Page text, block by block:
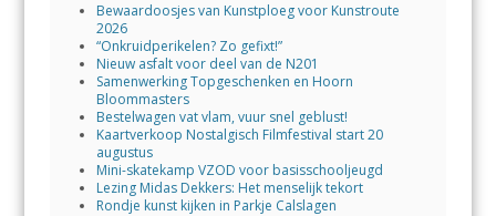
Bewaardoosjes van Kunstploeg voor Kunstroute
2026
“Onkruidperikelen? Zo gefixt!”
Nieuw asfalt voor deel van de N201
Samenwerking Topgeschenken en Hoorn
Bloommasters
Bestelwagen vat vlam, vuur snel geblust!
Kaartverkoop Nostalgisch Filmfestival start 20
augustus
Mini-skatekamp VZOD voor basisschooljeugd
Lezing Midas Dekkers: Het menselijk tekort
Rondje kunst kijken in Parkje Calslagen